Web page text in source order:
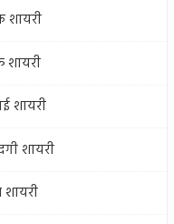
शायरी
शायरी
शायरी
शायरी
शायरी